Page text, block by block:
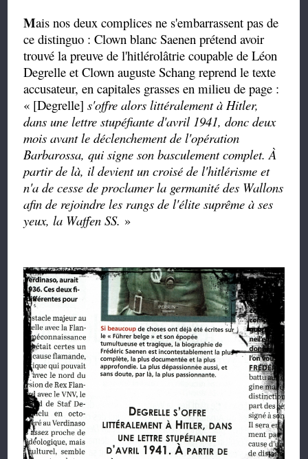
Mais nos deux complices ne s'embarrassent pas de
ce distinguo : Clown blanc Saenen prétend avoir
trouvé la preuve de l'hitlérolâtrie coupable de Léon
Degrelle et Clown auguste Schang reprend le texte
accusateur, en capitales grasses en milieu de page :
« [Degrelle]s'offre alors littéralement à Hitler,
dans une lettre stupéfiante d'avril 1941, donc deux
mois avant le déclenchement de l'opération
Barbarossa, qui signe son basculement complet. À
partir de là, il devient un croisé de l'hitlérisme et
n'a de cesse de proclamer la germanité des Wallons
afin de rejoindre les rangs de l'élite suprême à ses
yeux, la Waffen SS. »